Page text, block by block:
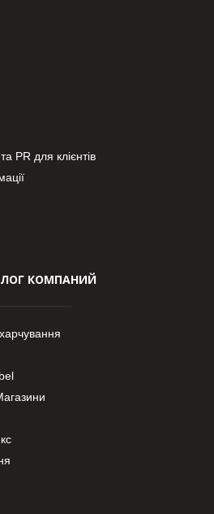
PR для клієнтів
КОМПАНИЙ